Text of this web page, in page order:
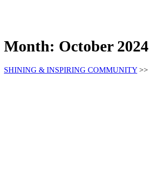
Month: October 2024
SHINING & INSPIRING COMMUNITY >>